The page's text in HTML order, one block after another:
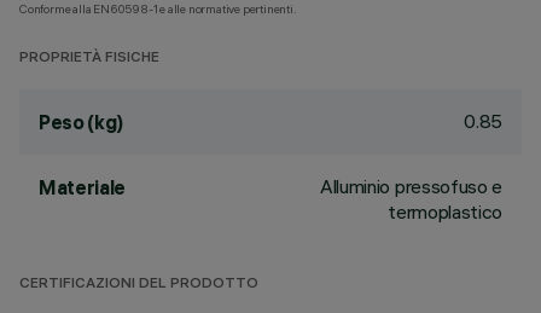
Conforme alla EN60598-1 e alle normative pertinenti.
PROPRIETÀ FISICHE
Peso (kg) 0.85
Materiale
Alluminio pressofuso e
termoplastico
CERTIFICAZIONI DEL PRODOTTO